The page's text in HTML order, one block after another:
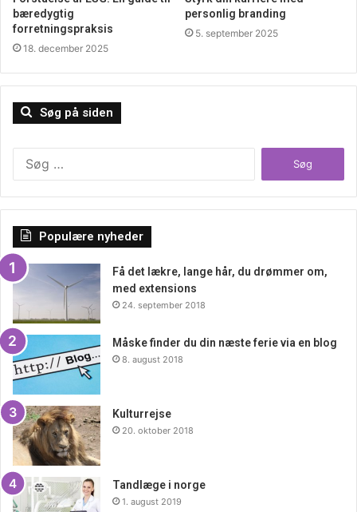
bæredygtig
forretningspraksis
18. december 2025
personlig branding
5. september 2025
Søg på siden
Populære nyheder
Få det lækre, lange hår, du drømmer om,
med extensions
24. september 2018
Måske finder du din næste ferie via en blog
8. august 2018
Kulturrejse
20. oktober 2018
Tandlæge i norge
1. august 2019